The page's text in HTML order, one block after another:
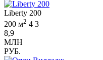
Liberty 200
200 м2 4 3
8,9
МЛН
РУБ.